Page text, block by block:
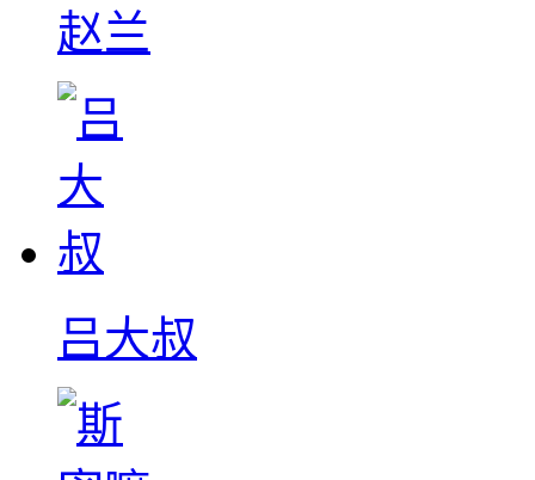
赵兰
吕大叔